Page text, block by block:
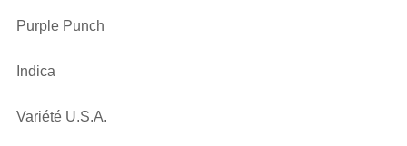
Purple Punch
Indica
Variété U.S.A.